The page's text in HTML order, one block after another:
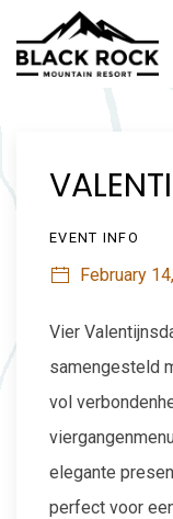
EVENT INFO
February
Vier
samengesteld
vol
elegante
perfect voor